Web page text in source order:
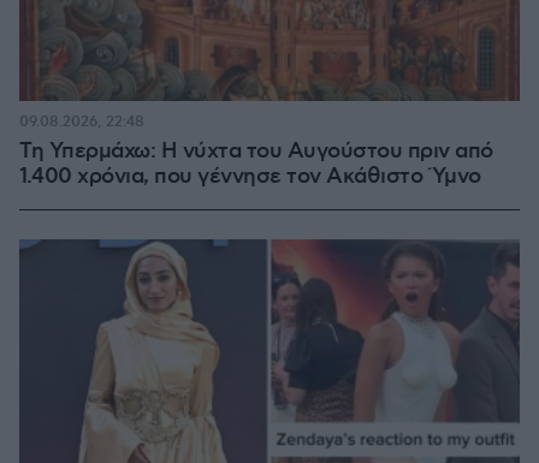
Τη Υπερμάχω: Η νύχτα του Αυγούστου πριν από
1.400 χρόνια, που γέννησε τον Ακάθιστο Ύμνο
09.08.2026, 22:48